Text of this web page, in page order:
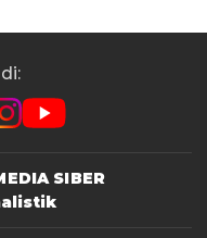
SIBER